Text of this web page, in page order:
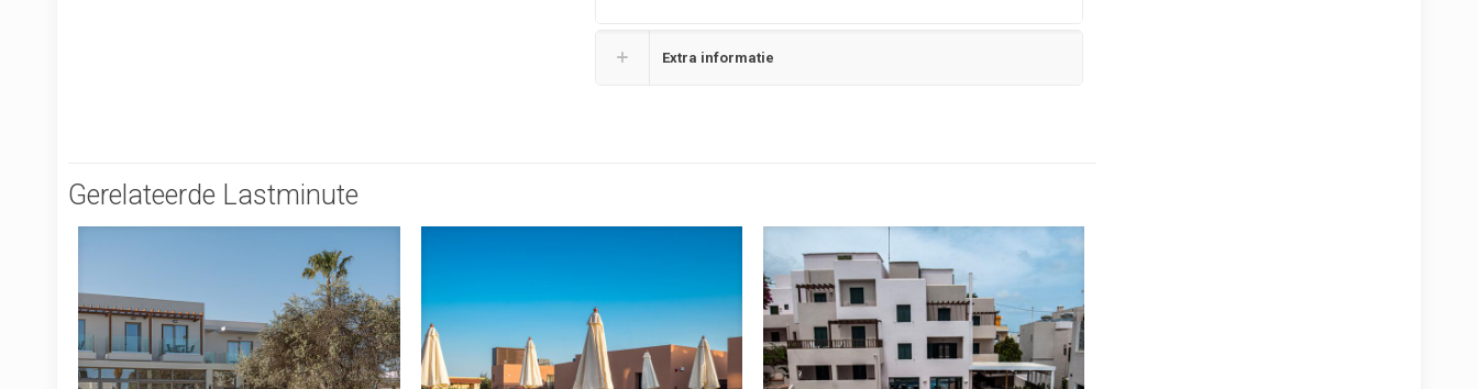
Extra informatie
Gerelateerde Lastminute